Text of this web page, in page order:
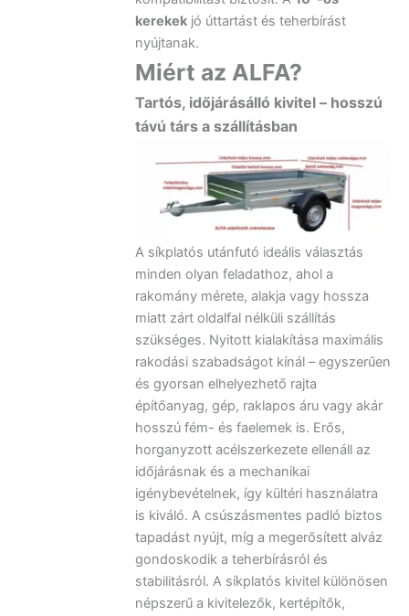
kerekekjó úttartást és teherbírást
nyújtanak.
Miért az ALFA?
Tartós, időjárásálló kivitel – hosszú
távú társ a szállításban
A síkplatós utánfutó ideális választás
minden olyan feladathoz, ahol a
rakomány mérete, alakja vagy hossza
miatt zárt oldalfal nélküli szállítás
szükséges. Nyitott kialakítása maximális
rakodási szabadságot kínál – egyszerűen
és gyorsan elhelyezhető rajta
építőanyag, gép, raklapos áru vagy akár
hosszú fém- és faelemek is. Erős,
horganyzott acélszerkezete ellenáll az
időjárásnak és a mechanikai
igénybevételnek, így kültéri használatra
is kiváló. A csúszásmentes padló biztos
tapadást nyújt, míg a megerősített alváz
gondoskodik a teherbírásról és
stabilitásról. A síkplatós kivitel különösen
népszerű a kivitelezők, kertépítők,